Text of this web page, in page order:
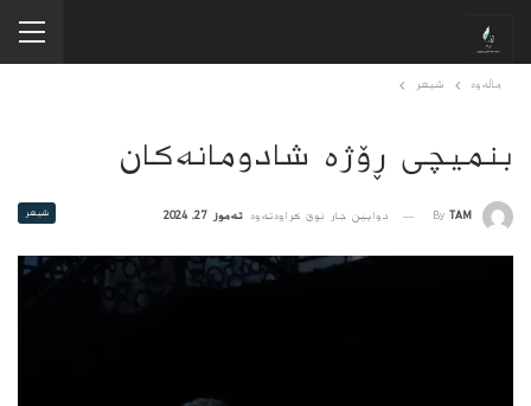
ماڵەوە شیعر
بنمیچی ڕۆژە شادومانەکان
شیعر By TAM دوایین جار نوێ کراوەتەوە تەموز 27, 2024